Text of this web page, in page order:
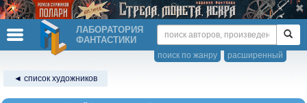
ЛАБОРАТОРИЯ
ФАНТАСТИКИ
расширенный
поиск по жанру
◄ список художников